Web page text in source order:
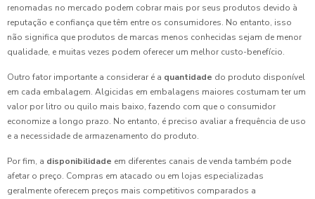
renomadas no mercado podem cobrar mais por seus produtos devido à
reputação e confiança que têm entre os consumidores. No entanto, isso
não significa que produtos de marcas menos conhecidas sejam de menor
qualidade, e muitas vezes podem oferecer um melhor custo-benefício.
Outro fator importante a considerar é a quantidade do produto disponível
em cada embalagem. Algicidas em embalagens maiores costumam ter um
valor por litro ou quilo mais baixo, fazendo com que o consumidor
economize a longo prazo. No entanto, é preciso avaliar a frequência de uso
e a necessidade de armazenamento do produto.
Por fim, a disponibilidade em diferentes canais de venda também pode
afetar o preço. Compras em atacado ou em lojas especializadas
geralmente oferecem preços mais competitivos comparados a